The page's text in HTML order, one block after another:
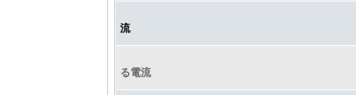
流
る電流